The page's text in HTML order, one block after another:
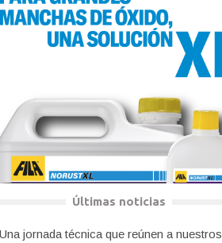
Últimas noticias
Una jornada técnica que reúnen a nuestros